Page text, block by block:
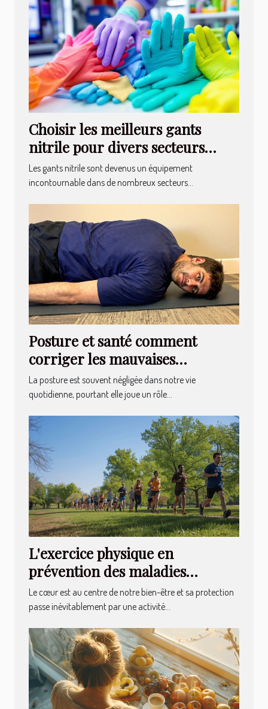
Choisir les meilleurs gants
nitrile pour divers secteurs
professionnels
Les gants nitrile sont devenus un équipement
incontournable dans de nombreux secteurs...
Posture et santé comment
corriger les mauvaises
habitudes pour réduire les
douleurs chroniques
La posture est souvent négligée dans notre vie
quotidienne, pourtant elle joue un rôle...
L'exercice physique en
prévention des maladies
cardiovasculaires quelles
activités privilégier
Le cœur est au centre de notre bien-être et sa protection
passe inévitablement par une activité...